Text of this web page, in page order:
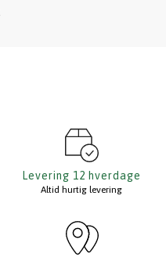
Levering 12 hverdage
Altid hurtig levering